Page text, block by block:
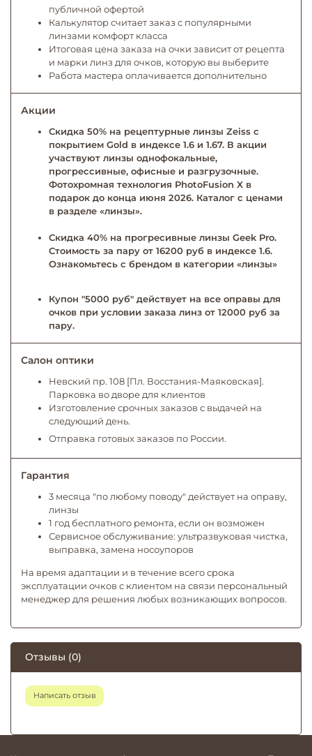
публичной офертой
Калькулятор считает заказ с популярными
линзами комфорт класса
Итоговая цена заказа на очки зависит от рецепта
и марки линз для очков, которую вы выберите
Работа мастера оплачивается дополнительно
Акции
Скидка 50% на рецептурные линзы Zeiss с
покрытием Gold в индексе 1.6 и 1.67. В акции
участвуют линзы однофокальные,
прогрессивные, офисные и разгрузочные.
Фотохромная технология PhotoFusion X в
подарок до конца июня 2026. Каталог с ценами
в разделе «линзы».
Скидка 40% на прогресивные линзы Geek Pro.
Стоимость за пару от 16200 руб в индексе 1.6.
Ознакомьтесь с брендом в категории «линзы»
Купон "5000 руб" действует на все оправы для
очков при условии заказа линз от 12000 руб за
пару.
Салон оптики
Невский пр. 108 [Пл. Восстания-Маяковская].
Парковка во дворе для клиентов
Изготовление срочных заказов с выдачей на
следующий день.
Отправка готовых заказов по России.
Гарантия
3 месяца "по любому поводу" действует на оправу,
линзы
1 год бесплатного ремонта, если он возможен
Сервисное обслуживание: ультразвуковая чистка,
выправка, замена носоупоров
На время адаптации и в течение всего срока
эксплуатации очков с клиентом на связи персональный
менеджер для решения любых возникающих вопросов.
Отзывы (0)
Написать отзыв